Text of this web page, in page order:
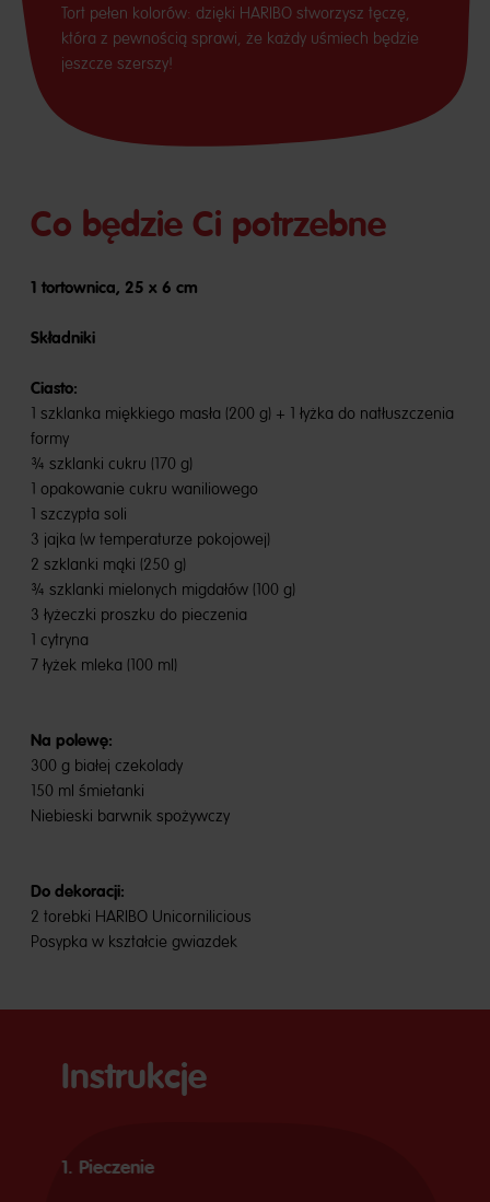
Tort pełen kolorów: dzięki HARIBO stworzysz tęczę,
która z pewnością sprawi, że każdy uśmiech będzie
jeszcze szerszy!
Co będzie Ci potrzebne
1 tortownica, 25 x 6 cm
Składniki
Ciasto:
1 szklanka miękkiego masła (200 g) + 1 łyżka do natłuszczenia
formy
¾ szklanki cukru (170 g)
1 opakowanie cukru waniliowego
1 szczypta soli
3 jajka (w temperaturze pokojowej)
2 szklanki mąki (250 g)
¾ szklanki mielonych migdałów (100 g)
3 łyżeczki proszku do pieczenia
1 cytryna
7 łyżek mleka (100 ml)
Na polewę:
300 g białej czekolady
150 ml śmietanki
Niebieski barwnik spożywczy
Do dekoracji:
2 torebki HARIBO Unicornilicious
Posypka w kształcie gwiazdek
Instrukcje
1. Pieczenie